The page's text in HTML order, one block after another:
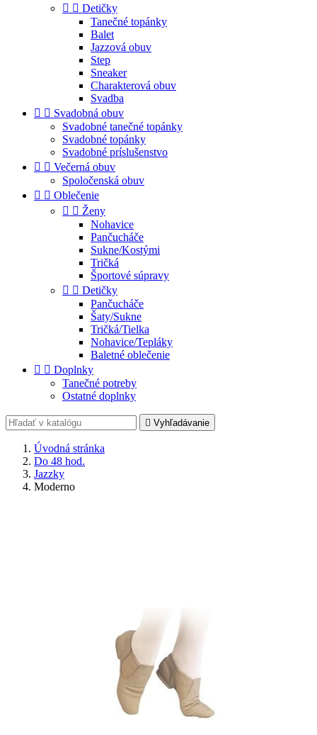
  Detičky
Tanečné topánky
Balet
Jazzová obuv
Step
Sneaker
Charakterová obuv
Svadba
  Svadobná obuv
Svadobné tanečné topánky
Svadobné topánky
Svadobné príslušenstvo
  Večerná obuv
Spoločenská obuv
  Oblečenie
  Ženy
Nohavice
Pančucháče
Sukne/Kostými
Tričká
Športové súpravy
  Detičky
Pančucháče
Šaty/Sukne
Tričká/Tielka
Nohavice/Tepláky
Baletné oblečenie
  Doplnky
Tanečné potreby
Ostatné doplnky
 Vyhľadávanie
Úvodná stránka
Do 48 hod.
Jazzky
Moderno